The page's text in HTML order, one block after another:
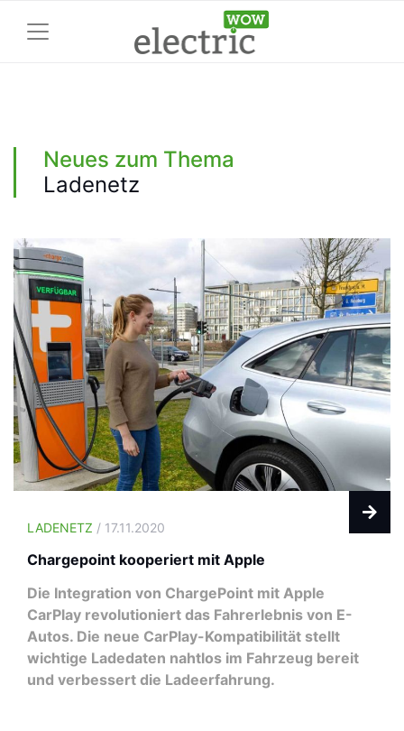
Neues zum Thema
Ladenetz
LADENETZ / 17.11.2020
Chargepoint kooperiert mit Apple
Die Integration von ChargePoint mit Apple
CarPlay revolutioniert das Fahrerlebnis von E-
Autos. Die neue CarPlay-Kompatibilität stellt
wichtige Ladedaten nahtlos im Fahrzeug bereit
und verbessert die Ladeerfahrung.